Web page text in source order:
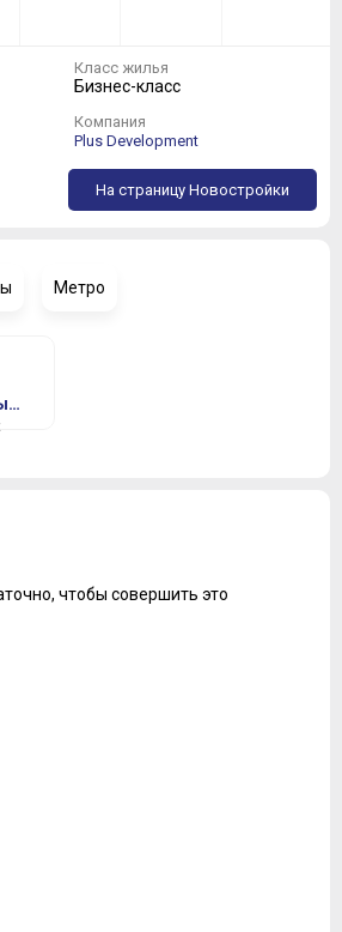
Класс жилья
Бизнес-класс
Компания
Plus Development
На страницу Новостройки
Метро
Северо-Восточный АО
чтобы совершить это